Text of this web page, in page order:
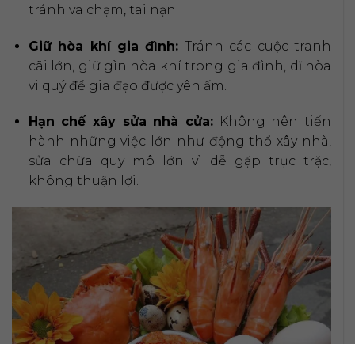
tránh va chạm, tai nạn.
Giữ hòa khí gia đình: Tránh các cuộc tranh
cãi lớn, giữ gìn hòa khí trong gia đình, dĩ hòa
vi quý để gia đạo được yên ấm.
Hạn chế xây sửa nhà cửa: Không nên tiến
hành những việc lớn như động thổ xây nhà,
sửa chữa quy mô lớn vì dễ gặp trục trặc,
không thuận lợi.